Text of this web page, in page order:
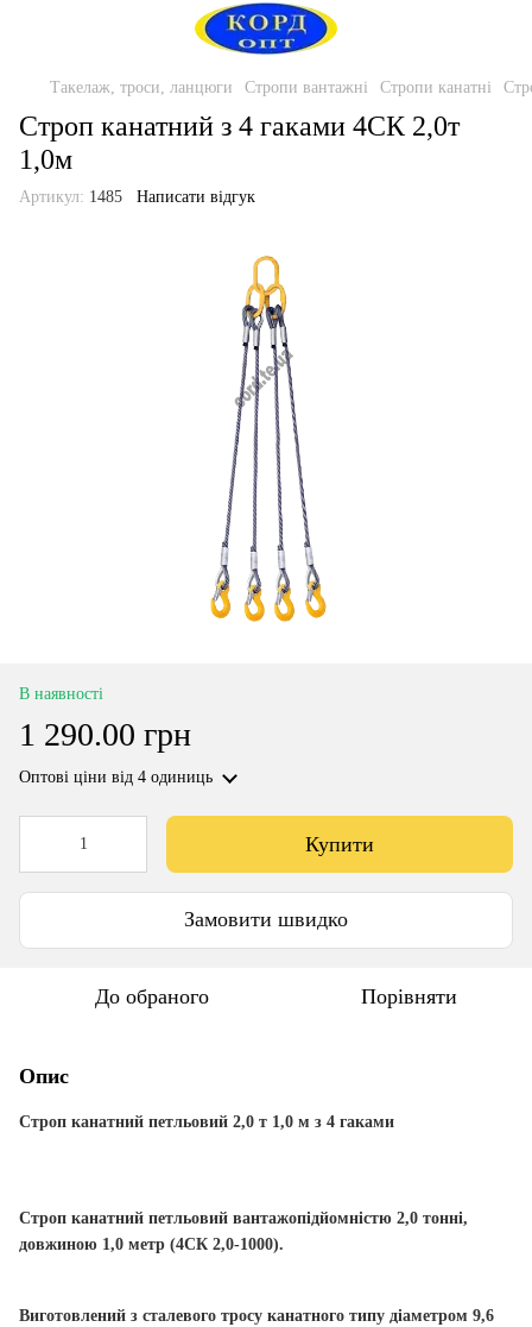
Такелаж, троси, ланцюги Стропи вантажні Стропи канатні
Строп канатний з 4 гаками 4СК 2,0т
1,0м
Артикул: 1485 Написати відгук
В наявності
1 290.00 грн
Оптові ціни від 4 одиниць
Купити
Замовити швидко
До обраного Порівняти
Опис
Строп канатний петльовий 2,0 т 1,0 м з 4 гаками
Строп канатний петльовий вантажопідйомністю 2,0 тонні,
довжиною 1,0 метр (4СК 2,0-1000).
Виготовлений з сталевого тросу канатного типу діаметром 9,6